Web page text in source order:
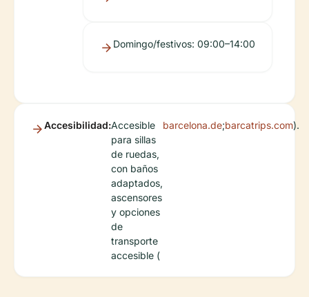
Domingo/festivos: 09:00–14:00
Accesibilidad:Accesible
para sillas
de ruedas,
con baños
adaptados,
ascensores
y opciones
de
transporte
accesible (
barcelona.de;barcatrips.com).